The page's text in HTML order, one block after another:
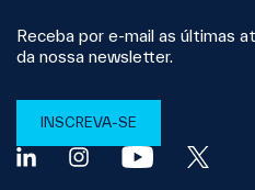
Receba por e-mail as últimas
da nossa newsletter.
INSCREVA-SE